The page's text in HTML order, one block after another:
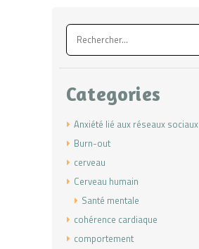
Rechercher :
Categories
Anxiété lié aux réseaux sociaux
Burn-out
cerveau
Cerveau humain
Santé mentale
cohérence cardiaque
comportement